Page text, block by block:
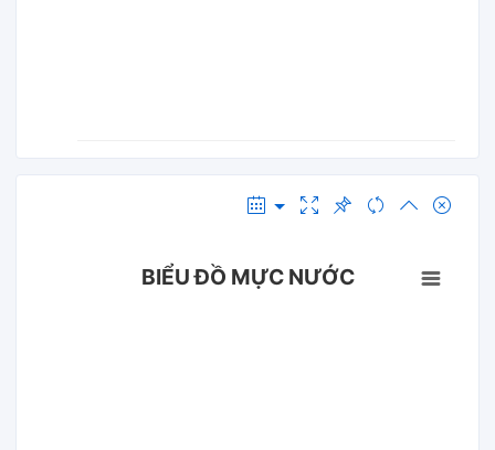
BIỂU ĐỒ MỰC NƯỚC